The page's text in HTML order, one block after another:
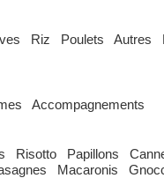
Riz Poulets Autres
Accompagnements
Risotto Papillons
Macaronis